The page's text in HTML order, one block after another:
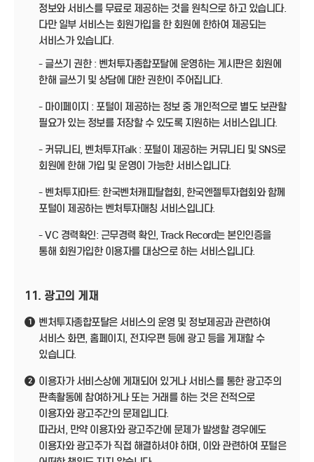
정보와 서비스를 무료로 제공하는 것을 원칙으로 하고 있습니다.
다만 일부 서비스는 회원가입을 한 회원에 한하여 제공되는
서비스가 있습니다.
- 글쓰기 권한 : 벤처투자종합포탈에 운영하는 게시판은 회원에
한해 글쓰기 및 상담에 대한 권한이 주어집니다.
- 마이페이지 : 포털이 제공하는 정보 중 개인적으로 별도 보관할
필요가 있는 정보를 저장할 수 있도록 지원하는 서비스입니다.
- 커뮤니티, 벤처투자Talk : 포털이 제공하는 커뮤니티 및 SNS로
회원에 한해 가입 및 운영이 가능한 서비스입니다.
- 벤처투자마트: 한국벤처캐피탈협회, 한국엔젤투자협회와 함께
포털이 제공하는 벤처투자매칭 서비스입니다.
- VC 경력확인: 근무경력 확인, Track Record는 본인인증을
통해 회원가입한 이용자를 대상으로 하는 서비스입니다.
11. 광고의 게재
1
벤처투자종합포탈은 서비스의 운영 및 정보제공과 관련하여
서비스 화면, 홈페이지, 전자우편 등에 광고 등을 게재할 수
있습니다.
2
이용자가 서비스상에 게재되어 있거나 서비스를 통한 광고주의
판촉활동에 참여하거나 또는 거래를 하는 것은 전적으로
이용자와 광고주간의 문제입니다.
따라서, 만약 이용자와 광고주간에 문제가 발생할 경우에도
이용자와 광고주가 직접 해결하셔야 하며, 이와 관련하여 포털은